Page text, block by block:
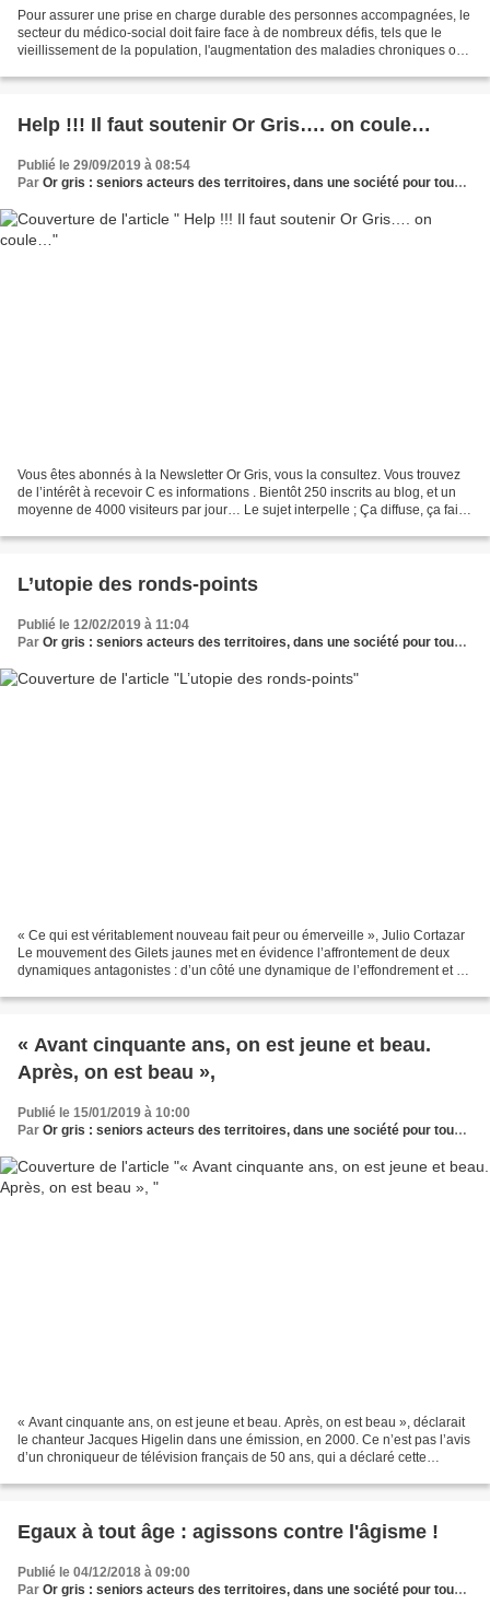
Pour assurer une prise en charge durable des personnes accompagnées, le
secteur du médico-social doit faire face à de nombreux défis, tels que le
vieillissement de la population, l'augmentation des maladies chroniques ou
Help !!! Il faut soutenir Or Gris…. on coule…
Publié le 29/09/2019 à 08:54
Par Or gris : seniors acteurs des territoires, dans une société pour tous les âges
Vous êtes abonnés à la Newsletter Or Gris, vous la consultez. Vous trouvez
de l’intérêt à recevoir C es informations . Bientôt 250 inscrits au blog, et un
moyenne de 4000 visiteurs par jour… Le sujet interpelle ; Ça diffuse, ça fait
L’utopie des ronds-points
Publié le 12/02/2019 à 11:04
Par Or gris : seniors acteurs des territoires, dans une société pour tous les âges
« Ce qui est véritablement nouveau fait peur ou émerveille », Julio Cortazar
Le mouvement des Gilets jaunes met en évidence l’affrontement de deux
dynamiques antagonistes : d’un côté une dynamique de l’effondrement et de
« Avant cinquante ans, on est jeune et beau.
Après, on est beau »,
Publié le 15/01/2019 à 10:00
Par Or gris : seniors acteurs des territoires, dans une société pour tous les âges
« Avant cinquante ans, on est jeune et beau. Après, on est beau », déclarait
le chanteur Jacques Higelin dans une émission, en 2000. Ce n’est pas l’avis
d’un chroniqueur de télévision français de 50 ans, qui a déclaré cette
Egaux à tout âge : agissons contre l'âgisme !
Publié le 04/12/2018 à 09:00
Par Or gris : seniors acteurs des territoires, dans une société pour tous les âges